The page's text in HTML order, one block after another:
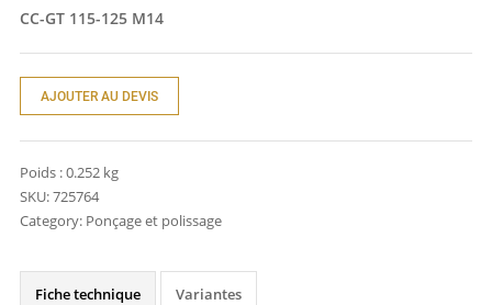
CC-GT 115-125 M14
AJOUTER AU DEVIS
Poids :0.252 kg
SKU:725764
Category: Ponçage et polissage
Fiche technique Variantes